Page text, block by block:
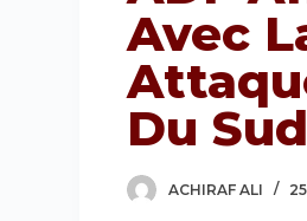
Avec
Du Sud
ACHIRAF ALI